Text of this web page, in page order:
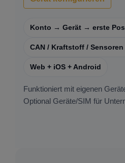
Konto → Gerät → erste
CAN / Kraftstoff /
Web + iOS + Android
Funktioniert mit eigenen
Optional Geräte/SIM für